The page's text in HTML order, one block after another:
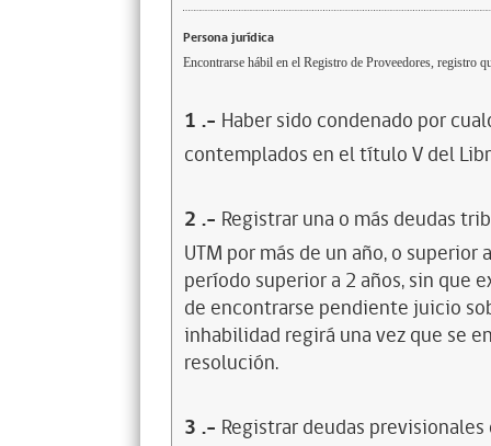
Persona jurídica
Encontrarse hábil en el Registro de Proveedores, registro
1 .- Haber sido condenado por
contemplados en el título V del
2 .- Registrar una o más deudas
UTM por más de un año, o
período superior a 2 años, sin que
de encontrarse pendiente juicio
inhabilidad regirá una vez que se
resolución.
3 .- Registrar deudas